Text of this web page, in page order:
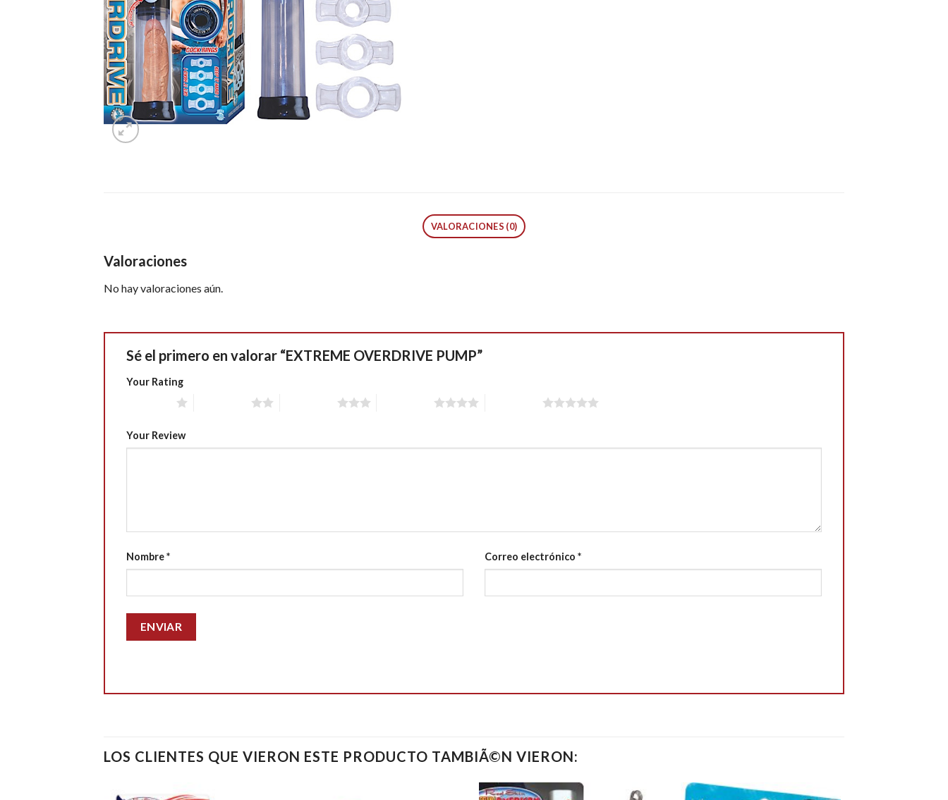
VALORACIONES (0)
Valoraciones
No hay valoraciones aún.
Sé el primero en valorar “EXTREME OVERDRIVE PUMP”
Your Rating
Your Review
Nombre* Correo electrónico *
LOS CLIENTES QUE VIERON ESTE PRODUCTO TAMBIÃ©N VIERON: